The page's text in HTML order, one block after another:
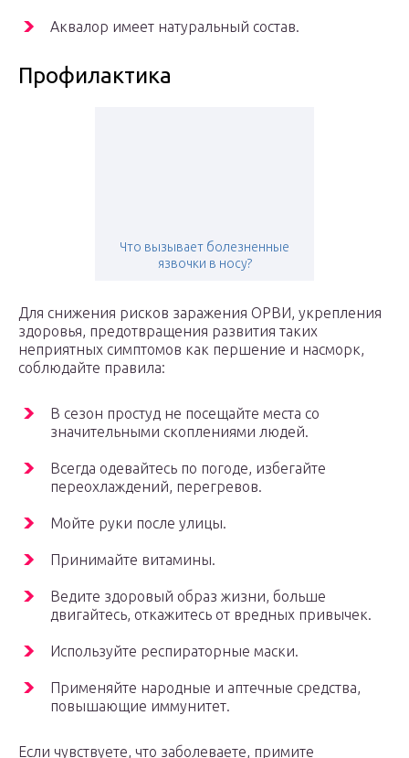
Аквалор имеет натуральный состав.
Профилактика
Что вызывает болезненные
язвочки в носу?
Для снижения рисков заражения ОРВИ, укрепления
здоровья, предотвращения развития таких
неприятных симптомов как першение и насморк,
соблюдайте правила:
В сезон простуд не посещайте места со
значительными скоплениями людей.
Всегда одевайтесь по погоде, избегайте
переохлаждений, перегревов.
Мойте руки после улицы.
Принимайте витамины.
Ведите здоровый образ жизни, больше
двигайтесь, откажитесь от вредных привычек.
Используйте респираторные маски.
Применяйте народные и аптечные средства,
повышающие иммунитет.
Если чувствуете, что заболеваете, примите